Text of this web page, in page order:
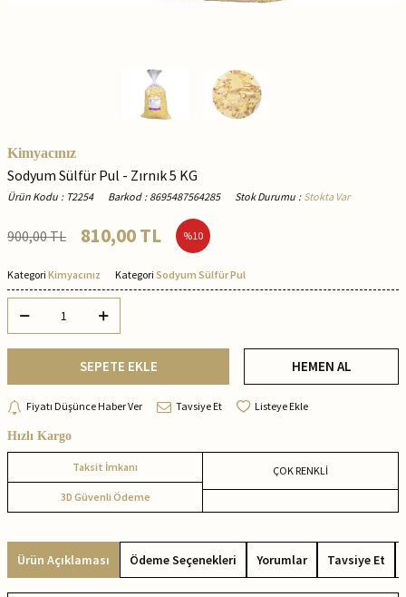
Kimyacınız
Sodyum Sülfür Pul - Zırnık 5 KG
Ürün Kodu : T2254 Barkod : 8695487564285 Stok Durumu : Stokta Var
900,00TL 810,00TL %10
Kategori Kimyacınız Kategori Sodyum Sülfür Pul
SEPETE EKLE HEMEN AL
Fiyatı Düşünce Haber Ver Tavsiye Et Listeye Ekle
Hızlı Kargo
Taksit İmkanı
3D Güvenli Ödeme
ÇOK RENKLİ
Ürün Açıklaması Ödeme Seçenekleri Yorumlar Tavsiye Et